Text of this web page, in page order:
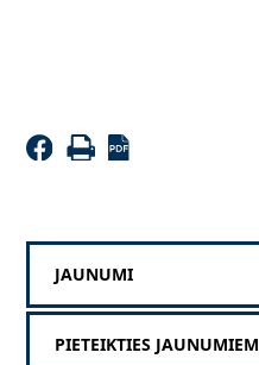
JAUNUMI
PIETEIKTIES JAUNUMIEM